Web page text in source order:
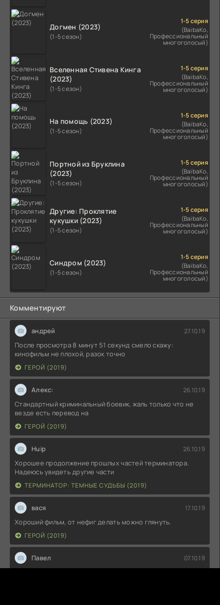
Догмен (2023)
(1-5 сезон)
1-5 серия
(BaibaKo,
Профессиональный
многоголосый)
Вселенная Стивена Кинга
(2023)
(1-5 сезон)
1-5 серия
(BaibaKo,
Профессиональный
многоголосый)
На помощь (2023)
(1-5 сезон)
1-5 серия
(BaibaKo,
Профессиональный
многоголосый)
Портной из Бруклина
(2023)
(1-5 сезон)
1-5 серия
(BaibaKo,
Профессиональный
многоголосый)
Другие: Проклятие
кукушки (2023)
(1-5 сезон)
1-5 серия
(BaibaKo,
Профессиональный
многоголосый)
Синдром (2023)
(1-5 сезон)
1-5 серия
(BaibaKo,
Профессиональный
многоголосый)
Комментируют
андрей 27.10.19
После просмотра 8 минут 51 секунд смело скажу:
кинофильм не плохой, разок точно
ГЕРОЙ (2019)
Алекс: 26.10.19
Стандартный криминальный боевик, жаль только что не
везде есть перевод на
ГЕРОЙ (2019)
Huip 26.10.19
Хорошее продолжение прошлых частей терминатора.
Надеюсь увидеть другие части
ТЕРМИНАТОР: ТЕМНЫЕ СУДЬБЫ (2019)
вася 17.10.19
Хороший фильм, от нефиг делать можно глянуть.
ГЕРОЙ (2019)
Павел 07.10.19